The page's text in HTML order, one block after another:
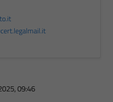
09:46